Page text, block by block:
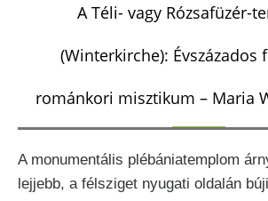
A Téli- vagy Rózsafüzér-
(Winterkirche): Évszázados
románkori misztikum – Maria
A monumentális plébániatemplom
lejjebb, a félsziget nyugati oldalán